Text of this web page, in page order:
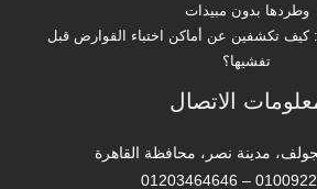
وطردها بدون مبيدات
كيف تكشفين عن أماكن اختباء القوارض قبل
تفشيها؟
الاتصال
01009220464 –